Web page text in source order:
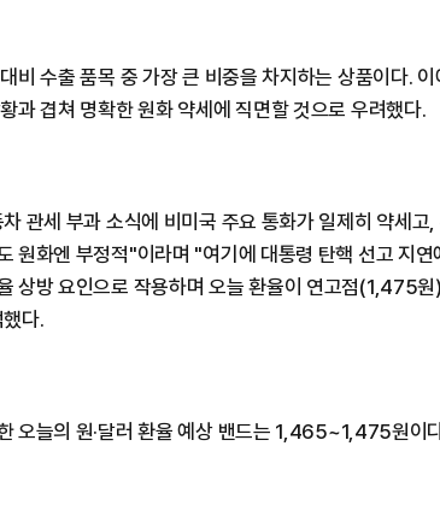
비 수출 품목 중 가장 큰 비중을 차지하는 상품이다. 이
과 겹쳐 명확한 원화 약세에 직면할 것으로 우려했다.
관세 부과 소식에 비미국 주요 통화가 일제히 약세고
원화엔 부정적"이라며 "여기에 대통령 탄핵 선고 지연
상방 요인으로 작용하며 오늘 환율이 연고점(1,475
다.
오늘의 원·달러 환율 예상 밴드는 1,465~1,475원이